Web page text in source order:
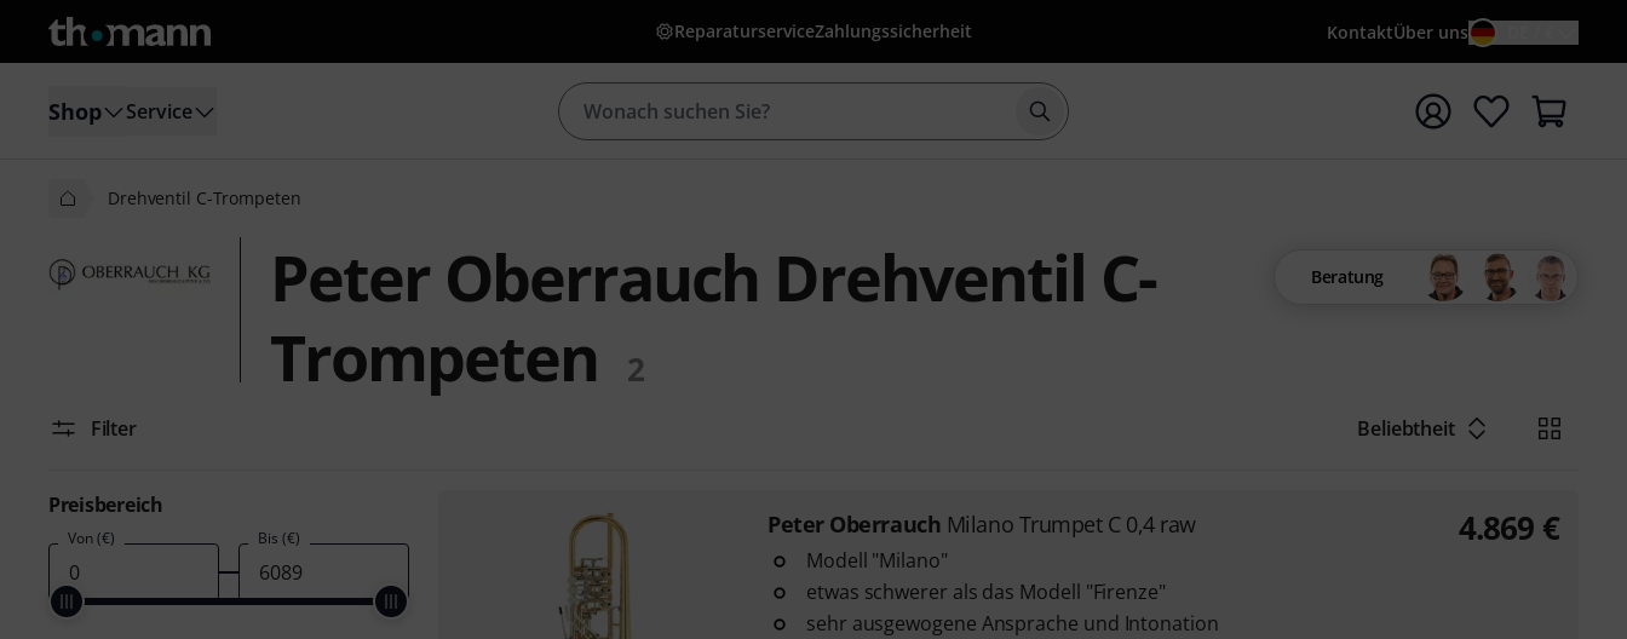
ReparaturserviceZahlungssicherheit KontaktÜber uns
Shop Service Suche mit Suchwort {searchTerm} starten
Drehventil C-Trompeten
Peter Oberrauch Drehventil C-
Trompeten
2
Beratung
Filter Beliebtheit
Preisbereich
Von (€) Bis (€) Peter Oberrauch Milano Trumpet C 0,4 raw
Modell "Milano"
etwas schwerer als das Modell "Firenze"
sehr ausgewogene Ansprache und Intonation
4.869 €